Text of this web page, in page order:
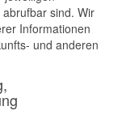
sind. Wir
Informationen
und anderen